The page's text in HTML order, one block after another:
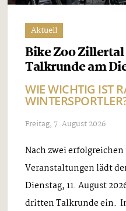
Aktuell
Bike Zoo
Talkrunde am
WIE WICHTIG IST
Freitag, 7. August 2026
Nach zwei
Veranstaltungen lädt
Dienstag, 11. August
dritten Talkrunde ein.